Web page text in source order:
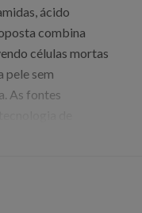
ácido
combina
células mortas
pele sem
As fontes
uso diário no